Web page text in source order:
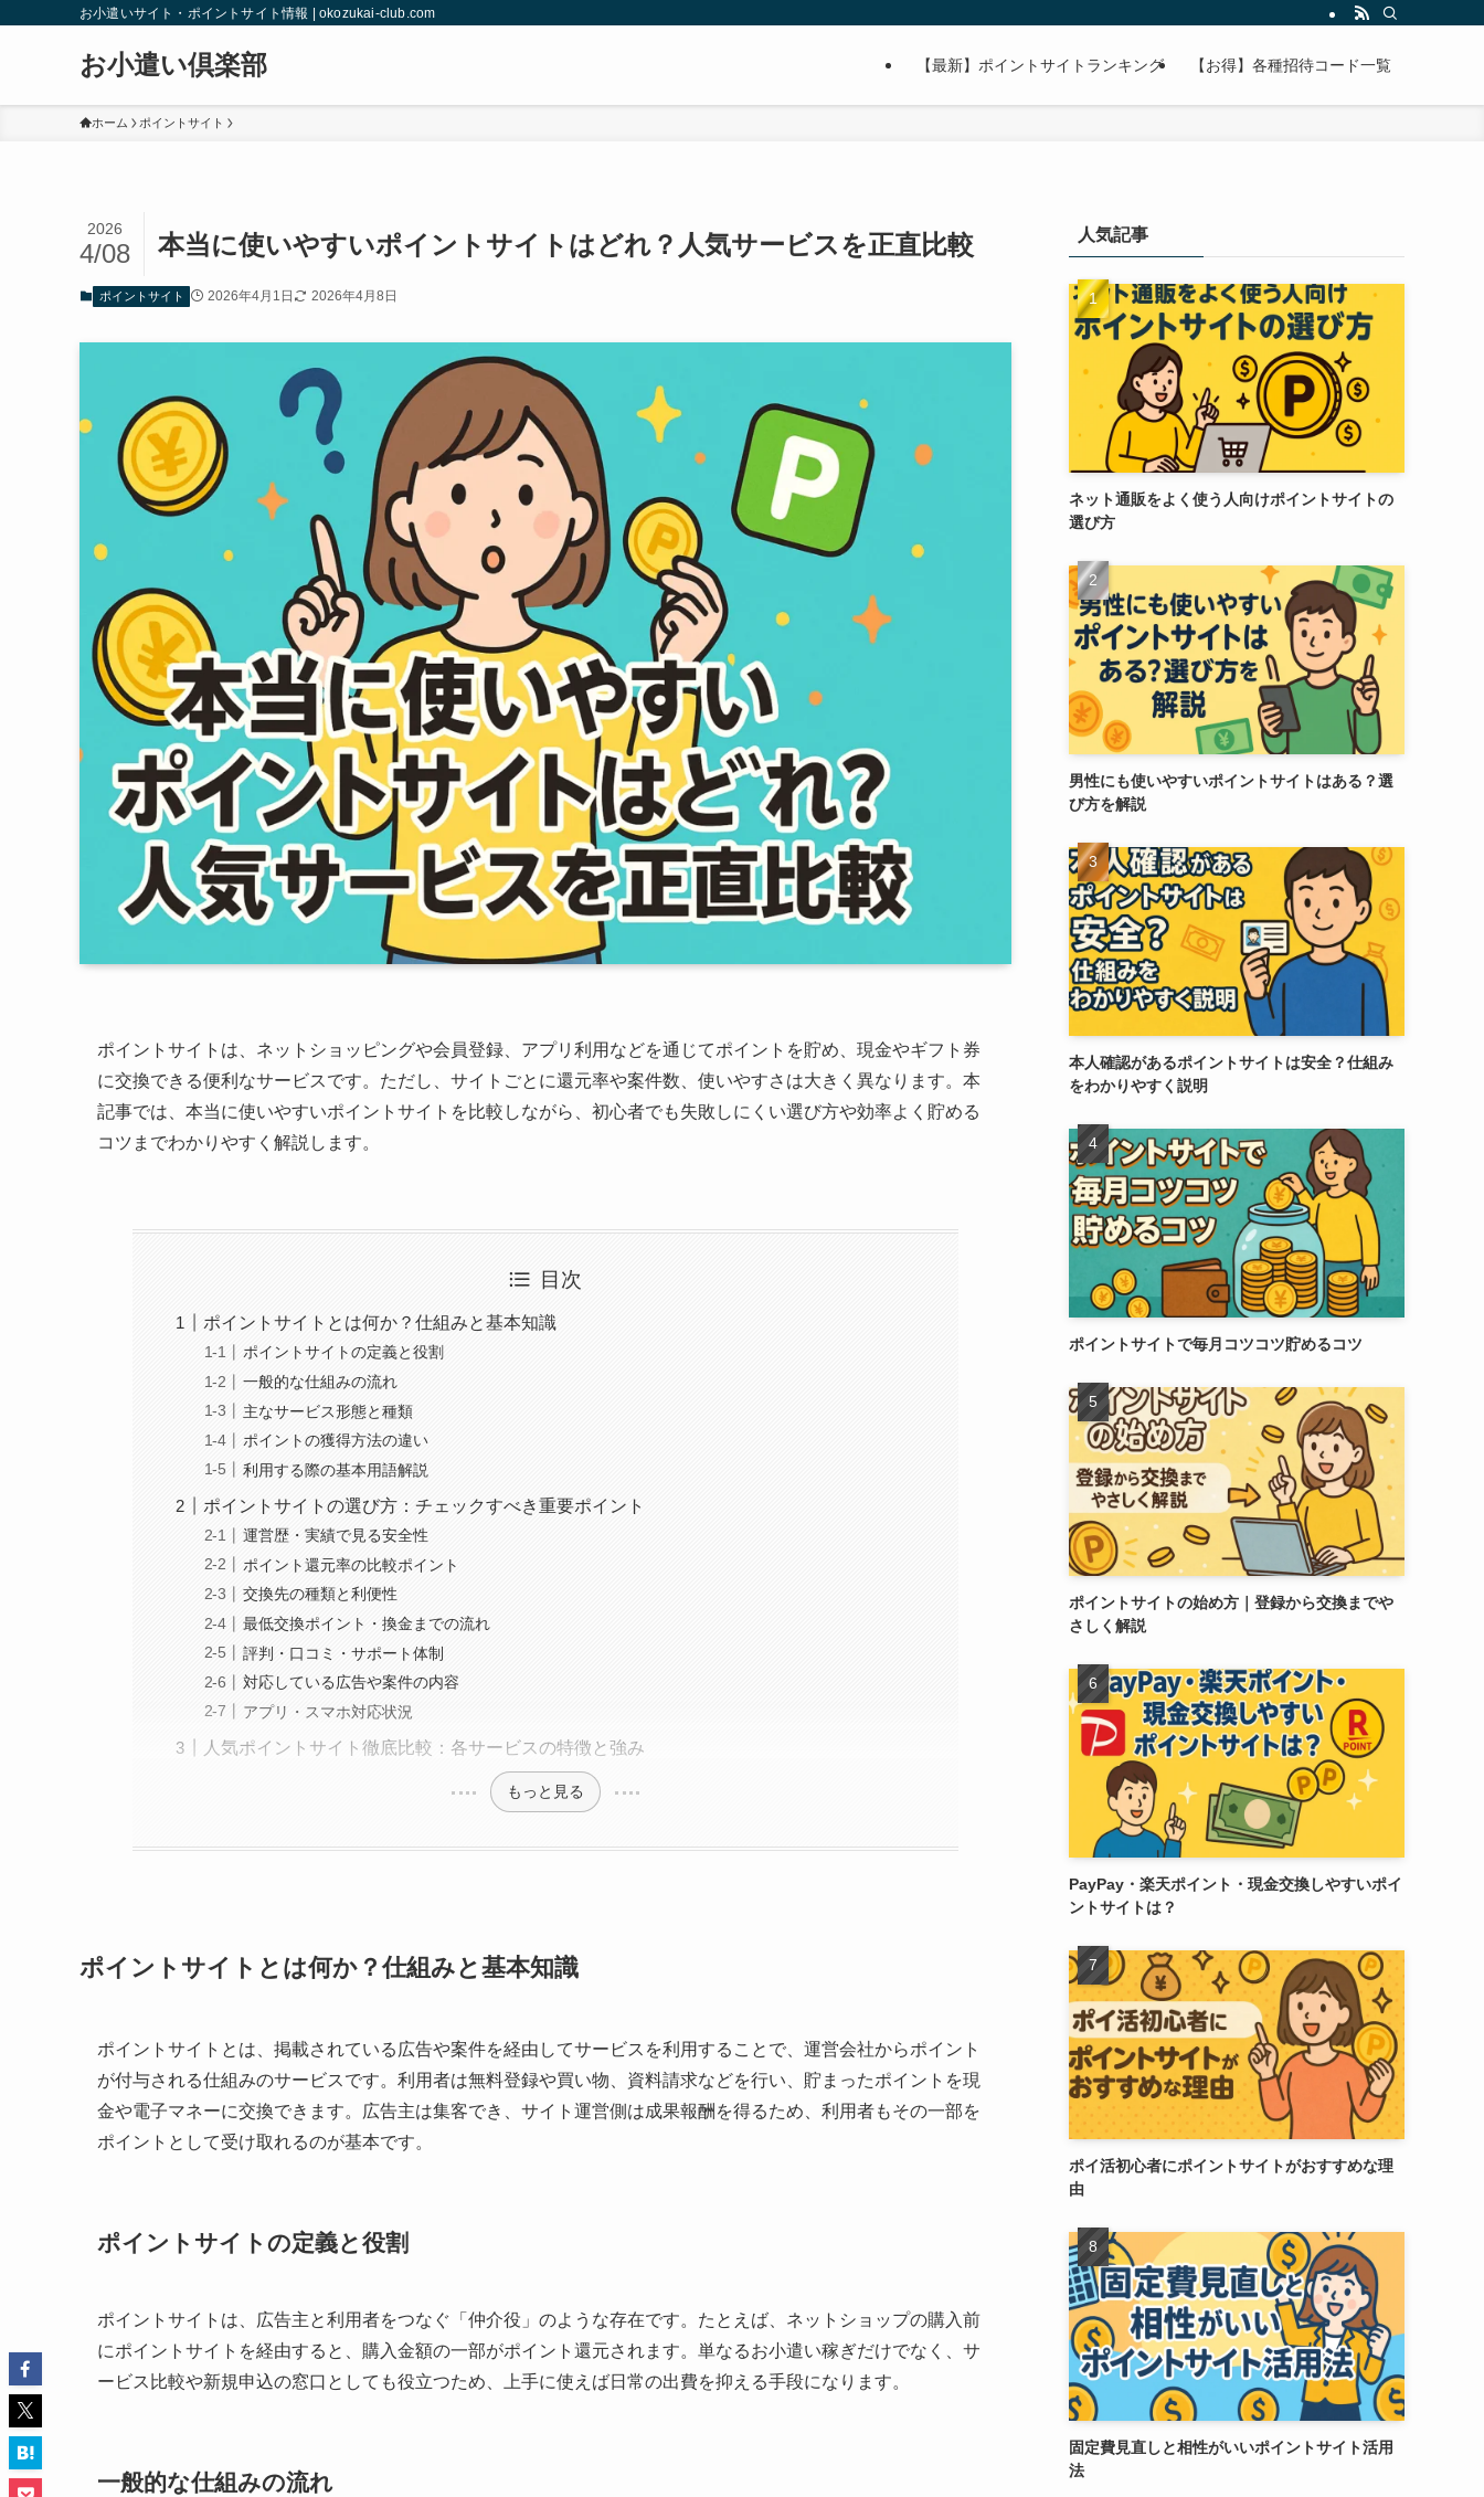
お小遣いサイト・ポイントサイト情報 | okozukai-club.com
お小遣い倶楽部 【最新】ポイントサイトランキング 【お得】各種招待コード一覧
ホーム ポイントサイト
本当に使いやすいポイントサイトはどれ？人気サービスを正直比較
2026
4/08
ポイントサイト 2026年4月1日 2026年4月8日
ポイントサイトは、ネットショッピングや会員登録、アプリ利用などを通じてポイントを貯め、現金やギフト券
に交換できる便利なサービスです。ただし、サイトごとに還元率や案件数、使いやすさは大きく異なります。本
記事では、本当に使いやすいポイントサイトを比較しながら、初心者でも失敗しにくい選び方や効率よく貯める
コツまでわかりやすく解説します。
目次
ポイントサイトとは何か？仕組みと基本知識
ポイントサイトの定義と役割
一般的な仕組みの流れ
主なサービス形態と種類
ポイントの獲得方法の違い
利用する際の基本用語解説
ポイントサイトの選び方：チェックすべき重要ポイント
運営歴・実績で見る安全性
ポイント還元率の比較ポイント
交換先の種類と利便性
最低交換ポイント・換金までの流れ
評判・口コミ・サポート体制
対応している広告や案件の内容
アプリ・スマホ対応状況
人気ポイントサイト徹底比較：各サービスの特徴と強み
もっと見る
ポイントサイトとは何か？仕組みと基本知識
ポイントサイトとは、掲載されている広告や案件を経由してサービスを利用することで、運営会社からポイント
が付与される仕組みのサービスです。利用者は無料登録や買い物、資料請求などを行い、貯まったポイントを現
金や電子マネーに交換できます。広告主は集客でき、サイト運営側は成果報酬を得るため、利用者もその一部を
ポイントとして受け取れるのが基本です。
ポイントサイトの定義と役割
ポイントサイトは、広告主と利用者をつなぐ「仲介役」のような存在です。たとえば、ネットショップの購入前
にポイントサイトを経由すると、購入金額の一部がポイント還元されます。単なるお小遣い稼ぎだけでなく、サ
ービス比較や新規申込の窓口としても役立つため、上手に使えば日常の出費を抑える手段になります。
一般的な仕組みの流れ
人気記事
ネット通販をよく使う人向けポイントサイトの
選び方
男性にも使いやすいポイントサイトはある？選
び方を解説
本人確認があるポイントサイトは安全？仕組み
をわかりやすく説明
ポイントサイトで毎月コツコツ貯めるコツ
ポイントサイトの始め方｜登録から交換までや
さしく解説
PayPay・楽天ポイント・現金交換しやすいポイ
ントサイトは？
ポイ活初心者にポイントサイトがおすすめな理
由
固定費見直しと相性がいいポイントサイト活用
法